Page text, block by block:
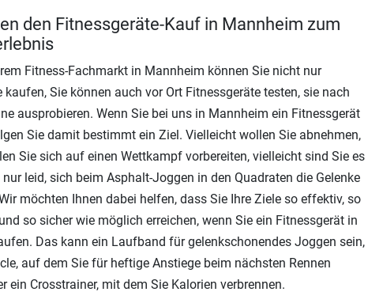
den Fitnessgeräte-Kauf in Mannheim zum
Fitness-Fachmarkt in Mannheim können Sie nicht nur
kaufen, Sie können auch vor Ort Fitnessgeräte testen, sie nach
ausprobieren. Wenn Sie bei uns in Mannheim ein Fitnessgerät
Sie damit bestimmt ein Ziel. Vielleicht wollen Sie abnehmen,
Sie sich auf einen Wettkampf vorbereiten, vielleicht sind Sie es
leid, sich beim Asphalt-Joggen in den Quadraten die Gelenke
möchten Ihnen dabei helfen, dass Sie Ihre Ziele so effektiv, so
so sicher wie möglich erreichen, wenn Sie ein Fitnessgerät in
Das kann ein Laufband für gelenkschonendes Joggen sein,
auf dem Sie für heftige Anstiege beim nächsten Rennen
ein Crosstrainer, mit dem Sie Kalorien verbrennen.